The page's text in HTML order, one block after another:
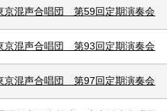
京混声合唱団 第59回定期演奏会
京混声合唱団 第93回定期演奏会
京混声合唱団 第97回定期演奏会